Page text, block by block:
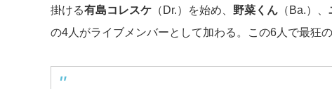
掛ける有島コレスケ （Dr.）を始め、 野菜くん （Ba.）、
の4人がライブメンバーとして加わる。この6人で最狂